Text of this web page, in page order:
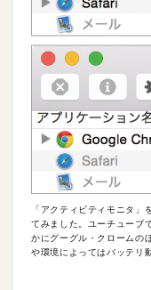
「アクティビティモニタ」
てみました。ユーチューブ
かにグーグル・クロームの
や環境によってはバッテリ